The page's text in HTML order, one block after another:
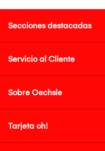
Secciones destacadas
Servicio al Cliente
Sobre Oechsle
Tarjeta oh!